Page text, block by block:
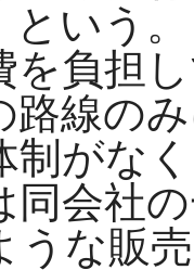
という
を負担
路線の
制がな
同会社
うな販